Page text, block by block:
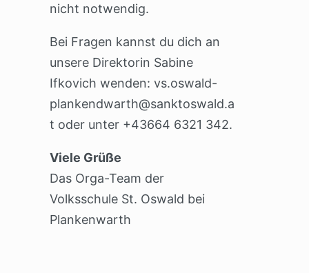
nicht notwendig.
Bei Fragen kannst du dich an
unsere Direktorin Sabine
Ifkovich wenden: vs.oswald-
plankendwarth@sanktoswald.a
t oder unter +43664 6321 342.
Viele Grüße
Das Orga-Team der
Volksschule St. Oswald bei
Plankenwarth